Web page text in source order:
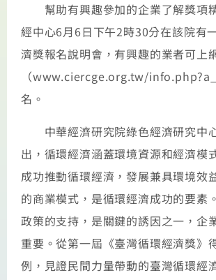
幫助有興趣參加的企業了解獎項
經中心6月6日下午2時30分在該院有
濟獎報名說明會，有興趣的業者可上
（www.ciercge.org.tw/
名。
中華經濟研究院綠色經濟研究中
出，循環經濟涵蓋環境資源和經濟模
成功推動循環經濟，發展兼具環境效
的商業模式，是循環經濟成功的要素
政策的支持，是關鍵的誘因之一，企
重要。從第一屆《臺灣循環經濟獎》
例，見證民間力量帶動的臺灣循環經